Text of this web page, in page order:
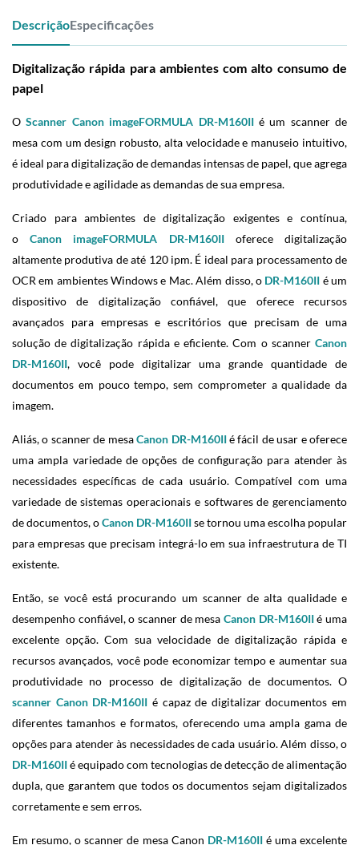
DescriçãoEspecificações
Digitalização rápida para ambientes com alto consumo de
papel
OScanner Canon imageFORMULA DR-M160IIé um scanner de
mesa com um design robusto, alta velocidade e manuseio intuitivo,
é ideal para digitalização de demandas intensas de papel, que agrega
produtividade e agilidade as demandas de sua empresa.
Criado para ambientes de digitalização exigentes e contínua,
o
Canon imageFORMULA DR-M160IIoferece digitalização
altamente produtiva de até 120 ipm. É ideal para processamento de
OCR em ambientes Windows e Mac. Além disso, o DR-M160II é um
dispositivo de digitalização confiável, que oferece recursos
avançados para empresas e escritórios que precisam de uma
solução de digitalização rápida e eficiente. Com o scanner Canon
DR-M160II, você pode digitalizar uma grande quantidade de
documentos em pouco tempo, sem comprometer a qualidade da
imagem.
Aliás, o scanner de mesaCanon DR-M160IIé fácil de usar e oferece
uma ampla variedade de opções de configuração para atender às
necessidades específicas de cada usuário. Compatível com uma
variedade de sistemas operacionais e softwares de gerenciamento
de documentos, oCanon DR-M160IIse tornou uma escolha popular
para empresas que precisam integrá-lo em sua infraestrutura de TI
existente.
Então, se você está procurando um scanner de alta qualidade e
desempenho confiável, o scanner de mesa Canon DR-M160IIé uma
excelente opção. Com sua velocidade de digitalização rápida e
recursos avançados, você pode economizar tempo e aumentar sua
produtividade no processo de digitalização de documentos. O
scanner Canon DR-M160II é capaz de digitalizar documentos em
diferentes tamanhos e formatos, oferecendo uma ampla gama de
opções para atender às necessidades de cada usuário. Além disso, o
DR-M160IIé equipado com tecnologias de detecção de alimentação
dupla, que garantem que todos os documentos sejam digitalizados
corretamente e sem erros.
Em resumo, o scanner de mesa Canon DR-M160IIé uma excelente